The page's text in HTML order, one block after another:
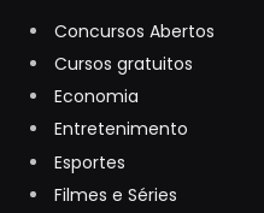
Concursos Abertos
Cursos gratuitos
Economia
Entretenimento
Esportes
Filmes e Séries